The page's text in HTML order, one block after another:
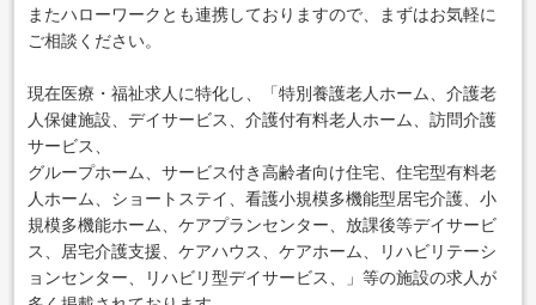
またハローワークとも連携しておりますので、まずはお気軽に
ご相談ください。
現在医療・福祉求人に特化し、「特別養護老人ホーム、介護老
人保健施設、デイサービス、介護付有料老人ホーム、訪問介護
サービス、
グループホーム、サービス付き高齢者向け住宅、住宅型有料老
人ホーム、ショートステイ、看護小規模多機能型居宅介護、小
規模多機能ホーム、ケアプランセンター、放課後等デイサービ
ス、居宅介護支援、ケアハウス、ケアホーム、リハビリテーシ
ョンセンター、リハビリ型デイサービス、」等の施設の求人が